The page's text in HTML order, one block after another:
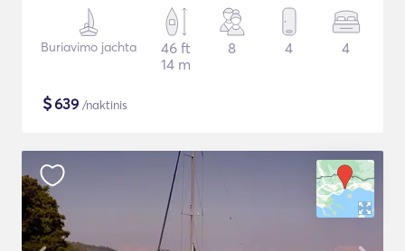
Buriavimo jachta
46 ft
14 m
8 4 4
$639 /naktinis